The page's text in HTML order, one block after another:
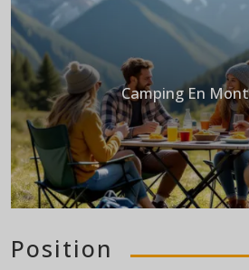
Camping En
Position